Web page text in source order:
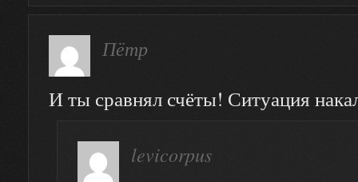
Пётр
И ты сравнял счёты! Ситуация
levicorpus